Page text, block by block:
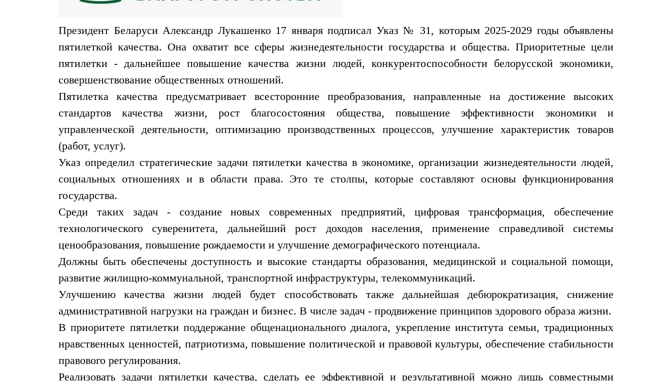
Президент Беларуси Александр Лукашенко 17 января подписал Указ № 31, которым 2025-2029 годы объявлены
пятилеткой качества. Она охватит все сферы жизнедеятельности государства и общества. Приоритетные цели
пятилетки - дальнейшее повышение качества жизни людей, конкурентоспособности белорусской экономики,
совершенствование общественных отношений.
Пятилетка качества предусматривает всесторонние преобразования, направленные на достижение высоких
стандартов качества жизни, рост благосостояния общества, повышение эффективности экономики и
управленческой деятельности, оптимизацию производственных процессов, улучшение характеристик товаров
(работ, услуг).
Указ определил стратегические задачи пятилетки качества в экономике, организации жизнедеятельности людей,
социальных отношениях и в области права. Это те столпы, которые составляют основы функционирования
государства.
Среди таких задач - создание новых современных предприятий, цифровая трансформация, обеспечение
технологического суверенитета, дальнейший рост доходов населения, применение справедливой системы
ценообразования, повышение рождаемости и улучшение демографического потенциала.
Должны быть обеспечены доступность и высокие стандарты образования, медицинской и социальной помощи,
развитие жилищно-коммунальной, транспортной инфраструктуры, телекоммуникаций.
Улучшению качества жизни людей будет способствовать также дальнейшая дебюрократизация, снижение
административной нагрузки на граждан и бизнес. В числе задач - продвижение принципов здорового образа жизни.
В приоритете пятилетки поддержание общенационального диалога, укрепление института семьи, традиционных
нравственных ценностей, патриотизма, повышение политической и правовой культуры, обеспечение стабильности
правового регулирования.
Реализовать задачи пятилетки качества, сделать ее эффективной и результативной можно лишь совместными